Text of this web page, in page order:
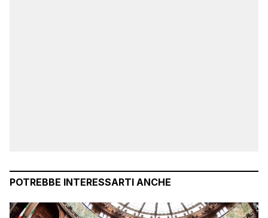
POTREBBE INTERESSARTI ANCHE